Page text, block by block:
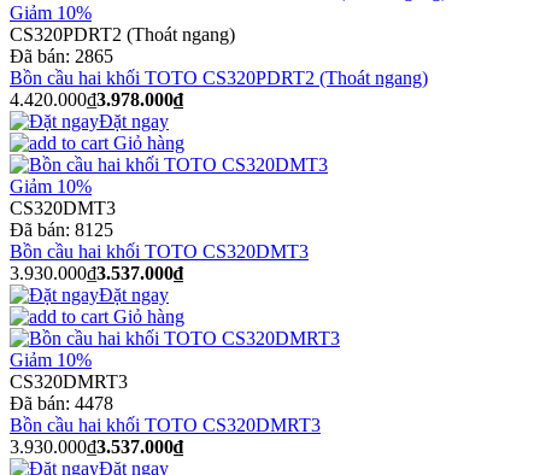
Giảm 10%
CS320PDRT2 (Thoát ngang)
Đã bán: 2865
Bồn cầu hai khối TOTO CS320PDRT2 (Thoát ngang)
4.420.000₫3.978.000₫
Đặt ngay
Giỏ hàng
Giảm 10%
CS320DMT3
Đã bán: 8125
Bồn cầu hai khối TOTO CS320DMT3
3.930.000₫3.537.000₫
Đặt ngay
Giỏ hàng
Giảm 10%
CS320DMRT3
Đã bán: 4478
Bồn cầu hai khối TOTO CS320DMRT3
3.930.000₫3.537.000₫
Đặt ngay